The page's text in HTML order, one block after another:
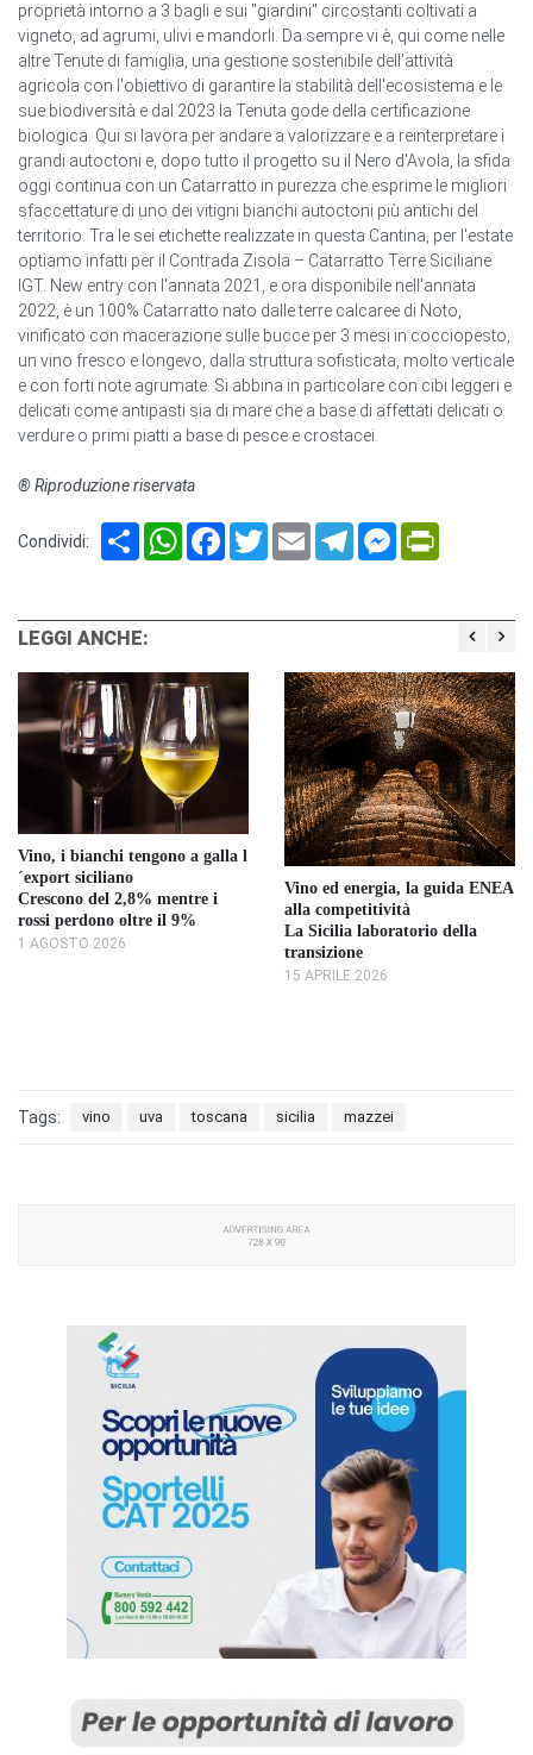
proprietà intorno a 3 bagli e sui "giardini" circostanti coltivati a
vigneto, ad agrumi, ulivi e mandorli. Da sempre vi è, qui come nelle
altre Tenute di famiglia, una gestione sostenibile dell'attività
agricola con l'obiettivo di garantire la stabilità dell'ecosistema e le
sue biodiversità e dal 2023 la Tenuta gode della certificazione
biologica. Qui si lavora per andare a valorizzare e a reinterpretare i
grandi autoctoni e, dopo tutto il progetto su il Nero d'Avola, la sfida
oggi continua con un Catarratto in purezza che esprime le migliori
sfaccettature di uno dei vitigni bianchi autoctoni più antichi del
territorio. Tra le sei etichette realizzate in questa Cantina, per l'estate
optiamo infatti per il Contrada Zisola – Catarratto Terre Siciliane
IGT. New entry con l'annata 2021, e ora disponibile nell'annata
2022, è un 100% Catarratto nato dalle terre calcaree di Noto,
vinificato con macerazione sulle bucce per 3 mesi in cocciopesto,
un vino fresco e longevo, dalla struttura sofisticata, molto verticale
e con forti note agrumate. Si abbina in particolare con cibi leggeri e
delicati come antipasti sia di mare che a base di affettati delicati o
verdure o primi piatti a base di pesce e crostacei.
® Riproduzione riservata
Condividi: Share WhatsAppFacebook
TwitterEmail TelegramMessenger
LEGGI ANCHE:
Vino, i bianchi tengono a galla l
´export siciliano
Crescono del 2,8% mentre i
rossi perdono oltre il 9%
1 AGOSTO 2026
Vino ed energia, la guida ENEA
alla competitività
La Sicilia laboratorio della
transizione
15 APRILE 2026
Tags: vino uva toscana sicilia mazzei